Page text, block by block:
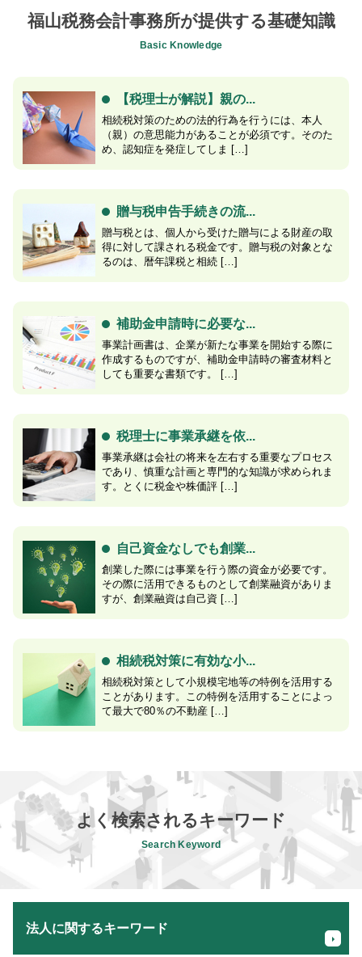
福山税務会計事務所が提供する基礎知識
Basic Knowledge
【税理士が解説】親の...
相続税対策のための法的行為を行うには、本人
（親）の意思能力があることが必須です。そのた
め、認知症を発症してしま […]
贈与税申告手続きの流...
贈与税とは、個人から受けた贈与による財産の取
得に対して課される税金です。贈与税の対象とな
るのは、暦年課税と相続 […]
補助金申請時に必要な...
事業計画書は、企業が新たな事業を開始する際に
作成するものですが、補助金申請時の審査材料と
しても重要な書類です。 […]
税理士に事業承継を依...
事業承継は会社の将来を左右する重要なプロセス
であり、慎重な計画と専門的な知識が求められま
す。とくに税金や株価評 […]
自己資金なしでも創業...
創業した際には事業を行う際の資金が必要です。
その際に活用できるものとして創業融資がありま
すが、創業融資は自己資 […]
相続税対策に有効な小...
相続税対策として小規模宅地等の特例を活用する
ことがあります。この特例を活用することによっ
て最大で80％の不動産 […]
よく検索されるキーワード
Search Keyword
法人に関するキーワード